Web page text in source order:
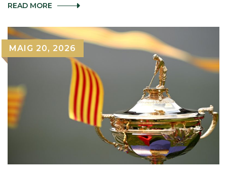
READ MORE EL
DE
GOLF
EL
PRAT
INCORPORA
PABLO
VILASANJUAN
LIDERAR
MAIG 20, 2026